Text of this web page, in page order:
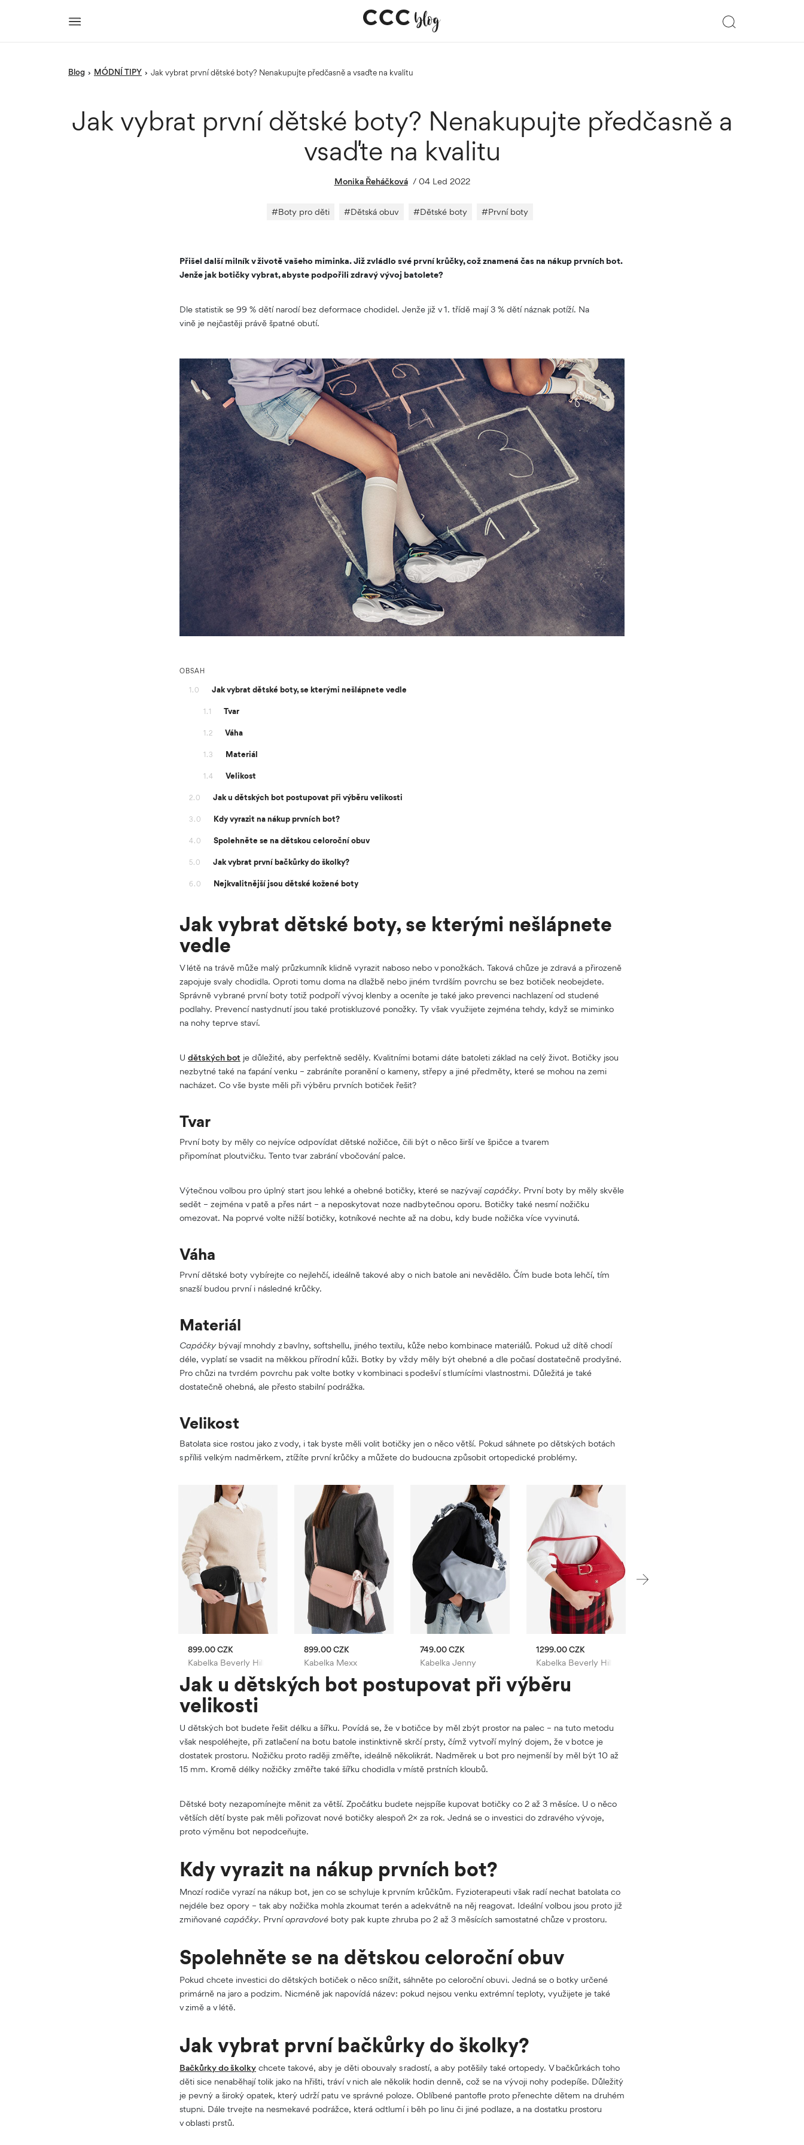
blog › MÓDNÍ TIPY › Jak vybrat první dětské boty? Nenakupujte předčasně a vsaďte na kvalitu
Jak vybrat první dětské boty? Nenakupujte předčasně a
vsaďte na kvalitu
Monika Řeháčková / 04 Led 2022
#Boty pro děti #Dětská obuv #Dětské boty #První boty
Přišel další milník v životě vašeho miminka. Již zvládlo své první krůčky, což znamená čas na nákup prvních bot.
Jenže jak botičky vybrat, abyste podpořili zdravý vývoj batolete?
Dle statistik se 99 % dětí narodí bez deformace chodidel. Jenže již v 1. třídě mají 3 % dětí náznak potíží. Na
vině je nejčastěji právě špatné obutí.
OBSAH
1.0 Jak vybrat dětské boty, se kterými nešlápnete vedle
1.1 Tvar
1.2 Váha
1.3 Materiál
1.4 Velikost
2.0 Jak u dětských bot postupovat při výběru velikosti
3.0 Kdy vyrazit na nákup prvních bot?
4.0 Spolehněte se na dětskou celoroční obuv
5.0 Jak vybrat první bačkůrky do školky?
6.0 Nejkvalitnější jsou dětské kožené boty
Jak vybrat dětské boty, se kterými nešlápnete
vedle
V létě na trávě může malý průzkumník klidně vyrazit naboso nebo v ponožkách. Taková chůze je zdravá a přirozeně
zapojuje svaly chodidla. Oproti tomu doma na dlažbě nebo jiném tvrdším povrchu se bez botiček neobejdete.
Správně vybrané první boty totiž podpoří vývoj klenby a oceníte je také jako prevenci nachlazení od studené
podlahy. Prevencí nastydnutí jsou také protiskluzové ponožky. Ty však využijete zejména tehdy, když se miminko
na nohy teprve staví.
U dětských bot je důležité, aby perfektně seděly. Kvalitními botami dáte batoleti základ na celý život. Botičky jsou
nezbytné také na ťapání venku – zabráníte poranění o kameny, střepy a jiné předměty, které se mohou na zemi
nacházet. Co vše byste měli při výběru prvních botiček řešit?
Tvar
První boty by měly co nejvíce odpovídat dětské nožičce, čili být o něco širší ve špičce a tvarem
připomínat ploutvičku. Tento tvar zabrání vbočování palce.
Výtečnou volbou pro úplný start jsou lehké a ohebné botičky, které se nazývajícapáčky. První boty by měly skvěle
sedět – zejména v patě a přes nárt – a neposkytovat noze nadbytečnou oporu. Botičky také nesmí nožičku
omezovat. Na poprvé volte nižší botičky, kotníkové nechte až na dobu, kdy bude nožička více vyvinutá.
Váha
První dětské boty vybírejte co nejlehčí, ideálně takové aby o nich batole ani nevědělo. Čím bude bota lehčí, tím
snazší budou první i následné krůčky.
Materiál
Capáčkybývají mnohdy z bavlny, softshellu, jiného textilu, kůže nebo kombinace materiálů. Pokud už dítě chodí
déle, vyplatí se vsadit na měkkou přírodní kůži. Botky by vždy měly být ohebné a dle počasí dostatečně prodyšné.
Pro chůzi na tvrdém povrchu pak volte botky v kombinaci s podešví s tlumícími vlastnostmi. Důležitá je také
dostatečně ohebná, ale přesto stabilní podrážka.
Velikost
Batolata sice rostou jako z vody, i tak byste měli volit botičky jen o něco větší. Pokud sáhnete po dětských botách
s příliš velkým nadměrkem, ztížíte první krůčky a můžete do budoucna způsobit ortopedické problémy.
Kabelka Beverly Hills Polo Club
899.00 CZK
Kabelka Mexx
899.00 CZK
Kabelka Jenny
749.00 CZK
Kabelka Beverly Hills Polo Club
1299.00 CZK
Jak u dětských bot postupovat při výběru
velikosti
U dětských bot budete řešit délku a šířku. Povídá se, že v botičce by měl zbýt prostor na palec – na tuto metodu
však nespoléhejte, při zatlačení na botu batole instinktivně skrčí prsty, čímž vytvoří mylný dojem, že v botce je
dostatek prostoru. Nožičku proto raději změřte, ideálně několikrát. Nadměrek u bot pro nejmenší by měl být 10 až
15 mm. Kromě délky nožičky změřte také šířku chodidla v místě prstních kloubů.
Dětské boty nezapomínejte měnit za větší. Zpočátku budete nejspíše kupovat botičky co 2 až 3 měsíce. U o něco
větších dětí byste pak měli pořizovat nové botičky alespoň 2× za rok. Jedná se o investici do zdravého vývoje,
proto výměnu bot nepodceňujte.
Kdy vyrazit na nákup prvních bot?
Mnozí rodiče vyrazí na nákup bot, jen co se schyluje k prvním krůčkům. Fyzioterapeuti však radí nechat batolata co
nejdéle bez opory – tak aby nožička mohla zkoumat terén a adekvátně na něj reagovat. Ideální volbou jsou proto již
zmiňované capáčky. Prvníopravdové boty pak kupte zhruba po 2 až 3 měsících samostatné chůze v prostoru.
Spolehněte se na dětskou celoroční obuv
Pokud chcete investici do dětských botiček o něco snížit, sáhněte po celoroční obuvi. Jedná se o botky určené
primárně na jaro a podzim. Nicméně jak napovídá název: pokud nejsou venku extrémní teploty, využijete je také
v zimě a v létě.
Jak vybrat první bačkůrky do školky?
Bačkůrky do školky chcete takové, aby je děti obouvaly s radostí, a aby potěšily také ortopedy. V bačkůrkách toho
děti sice nenaběhají tolik jako na hřišti, tráví v nich ale několik hodin denně, což se na vývoji nohy podepíše. Důležitý
je pevný a široký opatek, který udrží patu ve správné poloze. Oblíbené pantofle proto přenechte dětem na druhém
stupni. Dále trvejte na nesmekavé podrážce, která odtlumí i běh po linu či jiné podlaze, a na dostatku prostoru
v oblasti prstů.